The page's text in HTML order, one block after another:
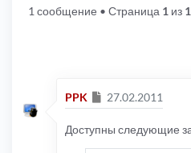
1 сообщение • Страница 1 из 1
PPK Сообщение
27.02.2011
Доступны следующие